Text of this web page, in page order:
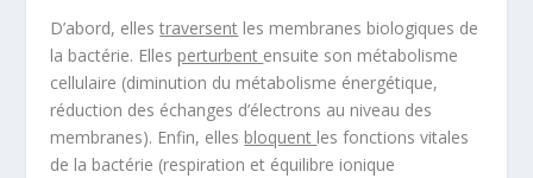
D’abord, ellestraversent les membranes biologiques de
la bactérie. Elles perturbent ensuite son métabolisme
cellulaire (diminution du métabolisme énergétique,
réduction des échanges d’électrons au niveau des
membranes). Enfin, elles bloquent les fonctions vitales
de la bactérie (respiration et équilibre ionique